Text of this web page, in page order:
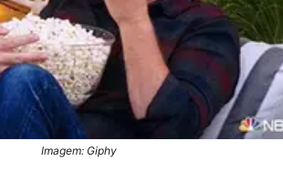
Imagem: Giphy